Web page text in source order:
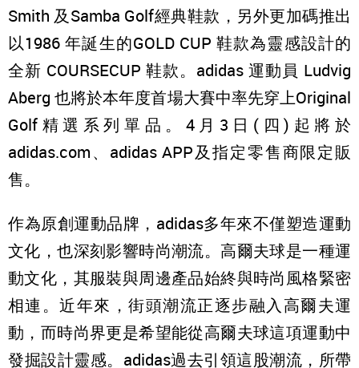
Smith 及Samba Golf經典鞋款，另外更加碼推出
以1986 年誕生的GOLD CUP 鞋款為靈感設計的
全新 COURSECUP 鞋款。adidas 運動員 Ludvig
Aberg 也將於本年度首場大賽中率先穿上Original
Golf精選系列單品。4月3日(四)起將於
adidas.com、adidas APP及指定零售商限定販
售。
作為原創運動品牌，adidas多年來不僅塑造運動
文化，也深刻影響時尚潮流。高爾夫球是一種運
動文化，其服裝與周邊產品始終與時尚風格緊密
相連。近年來，街頭潮流正逐步融入高爾夫運
動，而時尚界更是希望能從高爾夫球這項運動中
發掘設計靈感。adidas過去引領這股潮流，所帶